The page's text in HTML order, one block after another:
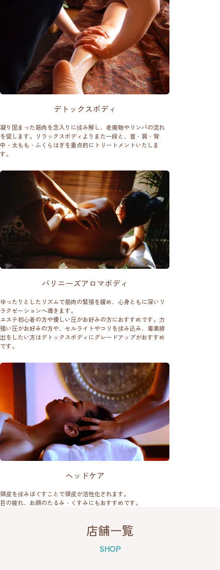
デトックスボディ
凝り固まった筋肉を念入りに揉み解し、老廃物やリンパの流れ
を促します。リラックスボディよりまた一段と、首・肩・背
中・太もも・ふくらはぎを重点的にトリートメントいたしま
す。
バリニーズアロマボディ
ゆったりとしたリズムで筋肉の緊張を緩め、心身ともに深いリ
ラクゼーションへ導きます。
エステ初心者の方や優しい圧がお好みの方におすすめです。力
強い圧がお好みの方や、セルライトやコリを揉み込み、毒素排
出をしたい方はデトックスボディにグレードアップがおすすめ
です。
ヘッドケア
頭皮を揉みほぐすことで頭皮が活性化されます。
目の疲れ、お顔のたるみ・くすみにもおすすめです。
店舗一覧
SHOP